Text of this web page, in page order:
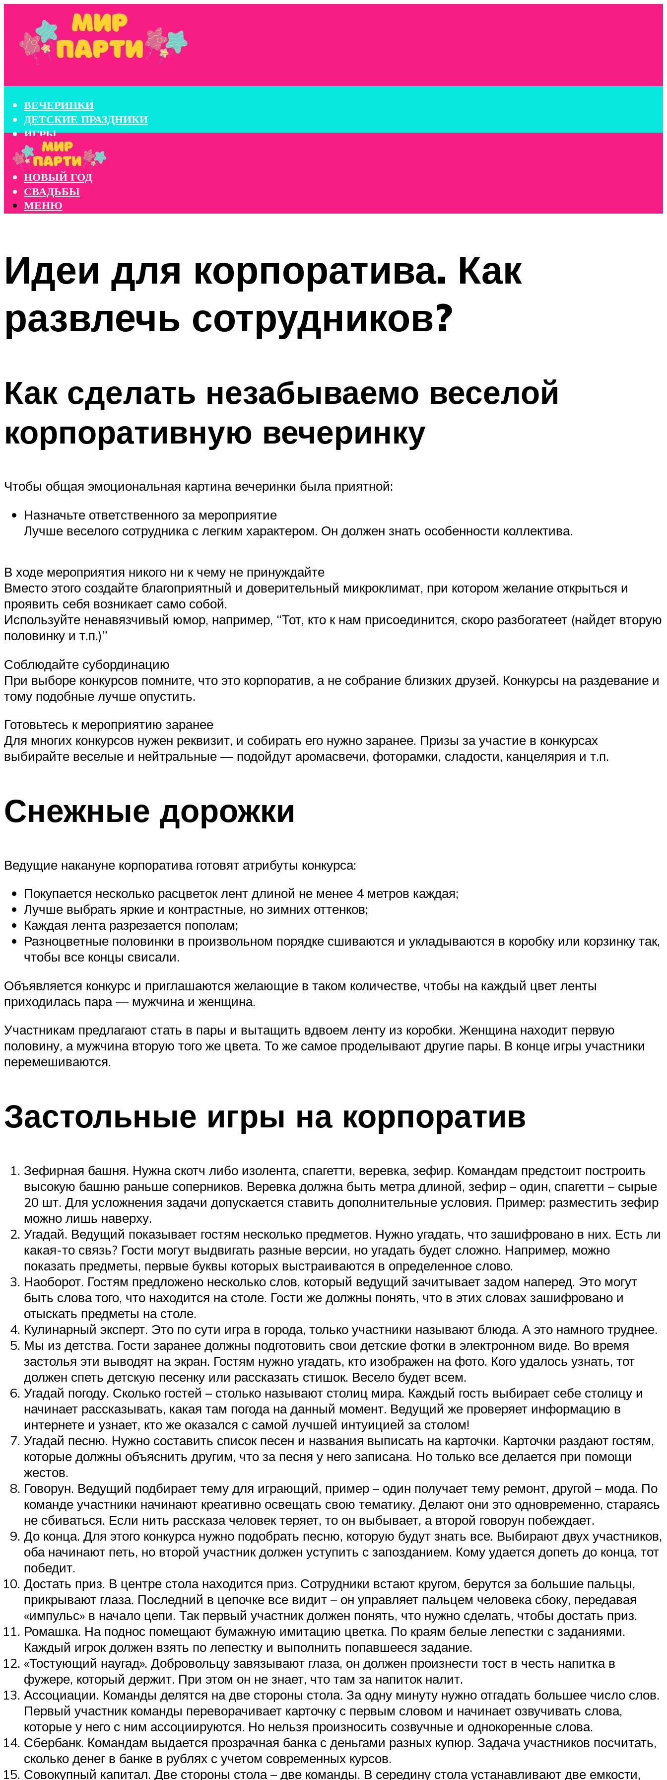
ВЕЧЕРИНКИ
ДЕТСКИЕ ПРАЗДНИКИ
ИГРЫ
КОНКУРСЫ
КОРПОРАТИВЫ
НОВЫЙ ГОД
СВАДЬБЫ
МЕНЮ
Идеи для корпоратива. Как
развлечь сотрудников?
Как сделать незабываемо веселой
корпоративную вечеринку
Чтобы общая эмоциональная картина вечеринки была приятной:
Назначьте ответственного за мероприятие
Лучше веселого сотрудника с легким характером. Он должен знать особенности коллектива.
В ходе мероприятия никого ни к чему не принуждайте
Вместо этого создайте благоприятный и доверительный микроклимат, при котором желание открыться и
проявить себя возникает само собой.
Используйте ненавязчивый юмор, например, “Тот, кто к нам присоединится, скоро разбогатеет (найдет вторую
половинку и т.п.)”
Соблюдайте субординацию
При выборе конкурсов помните, что это корпоратив, а не собрание близких друзей. Конкурсы на раздевание и
тому подобные лучше опустить.
Готовьтесь к мероприятию заранее
Для многих конкурсов нужен реквизит, и собирать его нужно заранее. Призы за участие в конкурсах
выбирайте веселые и нейтральные — подойдут аромасвечи, фоторамки, сладости, канцелярия и т.п.
Снежные дорожки
Ведущие накануне корпоратива готовят атрибуты конкурса:
Покупается несколько расцветок лент длиной не менее 4 метров каждая;
Лучше выбрать яркие и контрастные, но зимних оттенков;
Каждая лента разрезается пополам;
Разноцветные половинки в произвольном порядке сшиваются и укладываются в коробку или корзинку так,
чтобы все концы свисали.
Объявляется конкурс и приглашаются желающие в таком количестве, чтобы на каждый цвет ленты
приходилась пара — мужчина и женщина.
Участникам предлагают стать в пары и вытащить вдвоем ленту из коробки. Женщина находит первую
половину, а мужчина вторую того же цвета. То же самое проделывают другие пары. В конце игры участники
перемешиваются.
Застольные игры на корпоратив
Зефирная башня. Нужна скотч либо изолента, спагетти, веревка, зефир. Командам предстоит построить
высокую башню раньше соперников. Веревка должна быть метра длиной, зефир – один, спагетти – сырые
20 шт. Для усложнения задачи допускается ставить дополнительные условия. Пример: разместить зефир
можно лишь наверху.
Угадай. Ведущий показывает гостям несколько предметов. Нужно угадать, что зашифровано в них. Есть ли
какая-то связь? Гости могут выдвигать разные версии, но угадать будет сложно. Например, можно
показать предметы, первые буквы которых выстраиваются в определенное слово.
Наоборот. Гостям предложено несколько слов, который ведущий зачитывает задом наперед. Это могут
быть слова того, что находится на столе. Гости же должны понять, что в этих словах зашифровано и
отыскать предметы на столе.
Кулинарный эксперт. Это по сути игра в города, только участники называют блюда. А это намного труднее.
Мы из детства. Гости заранее должны подготовить свои детские фотки в электронном виде. Во время
застолья эти выводят на экран. Гостям нужно угадать, кто изображен на фото. Кого удалось узнать, тот
должен спеть детскую песенку или рассказать стишок. Весело будет всем.
Угадай погоду. Сколько гостей – столько называют столиц мира. Каждый гость выбирает себе столицу и
начинает рассказывать, какая там погода на данный момент. Ведущий же проверяет информацию в
интернете и узнает, кто же оказался с самой лучшей интуицией за столом!
Угадай песню. Нужно составить список песен и названия выписать на карточки. Карточки раздают гостям,
которые должны объяснить другим, что за песня у него записана. Но только все делается при помощи
жестов.
Говорун. Ведущий подбирает тему для играющий, пример – один получает тему ремонт, другой – мода. По
команде участники начинают креативно освещать свою тематику. Делают они это одновременно, стараясь
не сбиваться. Если нить рассказа человек теряет, то он выбывает, а второй говорун побеждает.
До конца. Для этого конкурса нужно подобрать песню, которую будут знать все. Выбирают двух участников,
оба начинают петь, но второй участник должен уступить с запозданием. Кому удается допеть до конца, тот
победит.
Достать приз. В центре стола находится приз. Сотрудники встают кругом, берутся за большие пальцы,
прикрывают глаза. Последний в цепочке все видит – он управляет пальцем человека сбоку, передавая
«импульс» в начало цепи. Так первый участник должен понять, что нужно сделать, чтобы достать приз.
Ромашка. На поднос помещают бумажную имитацию цветка. По краям белые лепестки с заданиями.
Каждый игрок должен взять по лепестку и выполнить попавшееся задание.
«Тостующий наугад». Добровольцу завязывают глаза, он должен произнести тост в честь напитка в
фужере, который держит. При этом он не знает, что там за напиток налит.
Ассоциации. Команды делятся на две стороны стола. За одну минуту нужно отгадать большее число слов.
Первый участник команды переворачивает карточку с первым словом и начинает озвучивать слова,
которые у него с ним ассоциируются. Но нельзя произносить созвучные и однокоренные слова.
Сбербанк. Командам выдается прозрачная банка с деньгами разных купюр. Задача участников посчитать,
сколько денег в банке в рублях с учетом современных курсов.
Совокупный капитал. Две стороны стола – две команды. В середину стола устанавливают две емкости,